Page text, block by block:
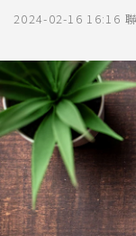
2024-02-16 16:16